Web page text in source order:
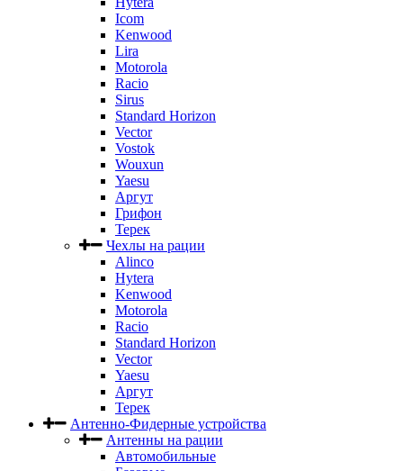
Icom
Kenwood
Lira
Motorola
Racio
Sirus
Standard Horizon
Vector
Vostok
Wouxun
Yaesu
Аргут
Грифон
Терек
Чехлы на рации
Alinco
Hytera
Kenwood
Motorola
Racio
Standard Horizon
Vector
Yaesu
Аргут
Терек
Антенно-Фидерные устройства
Антенны на рации
Автомобильные